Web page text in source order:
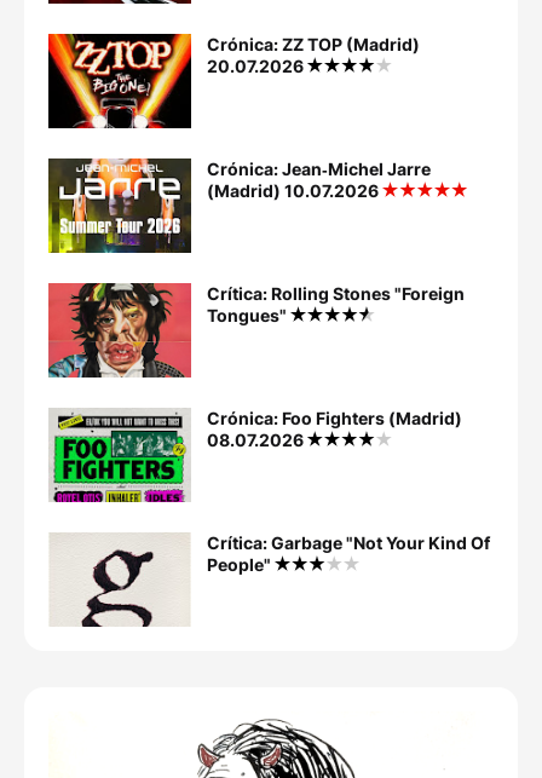
Crónica: ZZ TOP (Madrid)
20.07.2026
Crónica: Jean‐Michel Jarre
(Madrid) 10.07.2026
Crítica: Rolling Stones "Foreign
Tongues"
Crónica: Foo Fighters (Madrid)
08.07.2026
Crítica: Garbage "Not Your Kind Of
People"